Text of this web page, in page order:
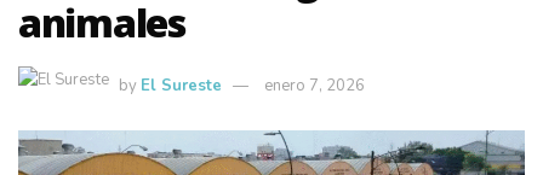
animales
by El Sureste enero 7, 2026